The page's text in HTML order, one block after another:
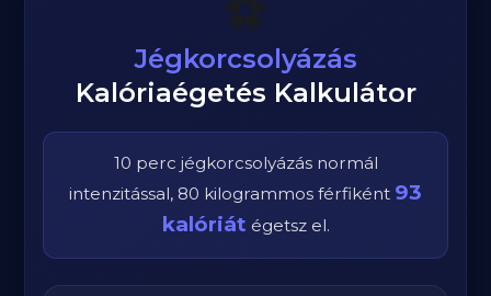
⚽
Jégkorcsolyázás
Kalóriaégetés Kalkulátor
10 perc jégkorcsolyázás normál
intenzitással, 80 kilogrammos férfiként 93
kalóriát égetsz el.